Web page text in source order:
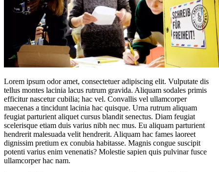
Lorem ipsum odor amet, consectetuer adipiscing elit. Vulputate dis
tellus montes lacinia lacus rutrum gravida. Aliquam sodales primis
efficitur nascetur cubilia; hac vel. Convallis vel ullamcorper
maecenas a tincidunt lacinia hac quisque. Urna rutrum aliquam
feugiat parturient aliquet cursus blandit senectus. Diam feugiat
scelerisque etiam duis varius nibh nec mus. Eu aliquam parturient
hendrerit malesuada velit hendrerit. Aliquam hac fames laoreet
dignissim pretium ex conubia habitasse. Magnis congue suscipit
potenti varius enim venenatis? Molestie sapien quis pulvinar fusce
ullamcorper hac nam.